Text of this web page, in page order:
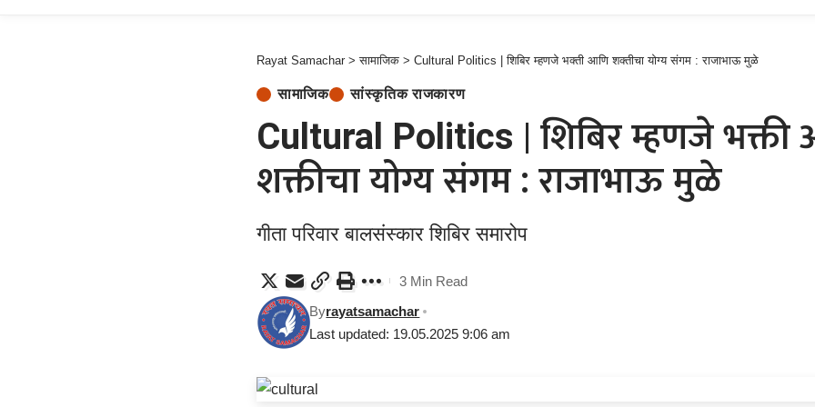
Rayat Samachar >सामाजिक > Cultural Politics | शिबिर म्हणजे भक्ती आणि शक्तीचा योग्य संगम : राजाभाऊ मुळे
सामाजिक सांस्कृतिक राजकारण
Cultural Politics | शिबिर म्हणजे भक्ती
शक्तीचा योग्य संगम : राजाभाऊ मुळे
गीता परिवार बालसंस्कार शिबिर समारोप
Last updated: 19.05.2025 9:06 am
Byrayatsamachar
3 Min Read